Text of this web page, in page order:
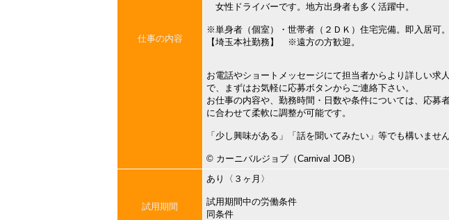
仕事の内容
女性ドライバーです。地方出身者も多く活躍中。
※単身者（個室）・世帯者（２ＤＫ）住宅完備。即入居可。
【埼玉本社勤務】 ※遠方の方歓迎。
お電話やショートメッセージにて担当者からより詳しい求
で、まずはお気軽に応募ボタンからご連絡下さい。
お仕事の内容や、勤務時間・日数や条件については、応募
に合わせて柔軟に調整が可能です。
「少し興味がある」「話を聞いてみたい」等でも構いませ
©︎ カーニバルジョブ（Carnival JOB）
試用期間
あり〈３ヶ月〉
試用期間中の労働条件
同条件